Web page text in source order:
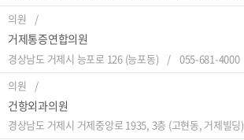
의원
거제통증연합의원
경상남도 거제시 능포로 126 (능포동)
055-681-4000
의원
건항외과의원
경상남도 거제시 거제중앙로 1935, 3층 (고현동, 거제빌딩)